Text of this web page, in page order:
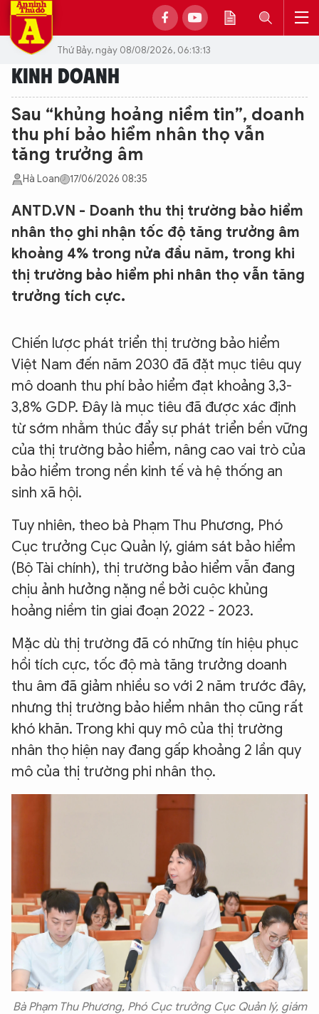
Thứ Bảy, ngày 08/08/2026, 06:13:13
KINH DOANH
Sau “khủng hoảng niềm tin”, doanh
thu phí bảo hiểm nhân thọ vẫn
tăng trưởng âm
Hà Loan 17/06/2026 08:35
ANTD.VN - Doanh thu thị trường bảo hiểm
nhân thọ ghi nhận tốc độ tăng trưởng âm
khoảng 4% trong nửa đầu năm, trong khi
thị trường bảo hiểm phi nhân thọ vẫn tăng
trưởng tích cực.
Chiến lược phát triển thị trường bảo hiểm
Việt Nam đến năm 2030 đã đặt mục tiêu quy
mô doanh thu phí bảo hiểm đạt khoảng 3,3-
3,8% GDP. Đây là mục tiêu đã được xác định
từ sớm nhằm thúc đẩy sự phát triển bền vững
của thị trường bảo hiểm, nâng cao vai trò của
bảo hiểm trong nền kinh tế và hệ thống an
sinh xã hội.
Tuy nhiên, theo bà Phạm Thu Phương, Phó
Cục trưởng Cục Quản lý, giám sát bảo hiểm
(Bộ Tài chính), thị trường bảo hiểm vẫn đang
chịu ảnh hưởng nặng nề bởi cuộc khủng
hoảng niềm tin giai đoạn 2022 - 2023.
Mặc dù thị trường đã có những tín hiệu phục
hồi tích cực, tốc độ mà tăng trưởng doanh
thu âm đã giảm nhiều so với 2 năm trước đây,
nhưng thị trường bảo hiểm nhân thọ cũng rất
khó khăn. Trong khi quy mô của thị trường
nhân thọ hiện nay đang gấp khoảng 2 lần quy
mô của thị trường phi nhân thọ.
Bà Phạm Thu Phương, Phó Cục trưởng Cục Quản lý, giám